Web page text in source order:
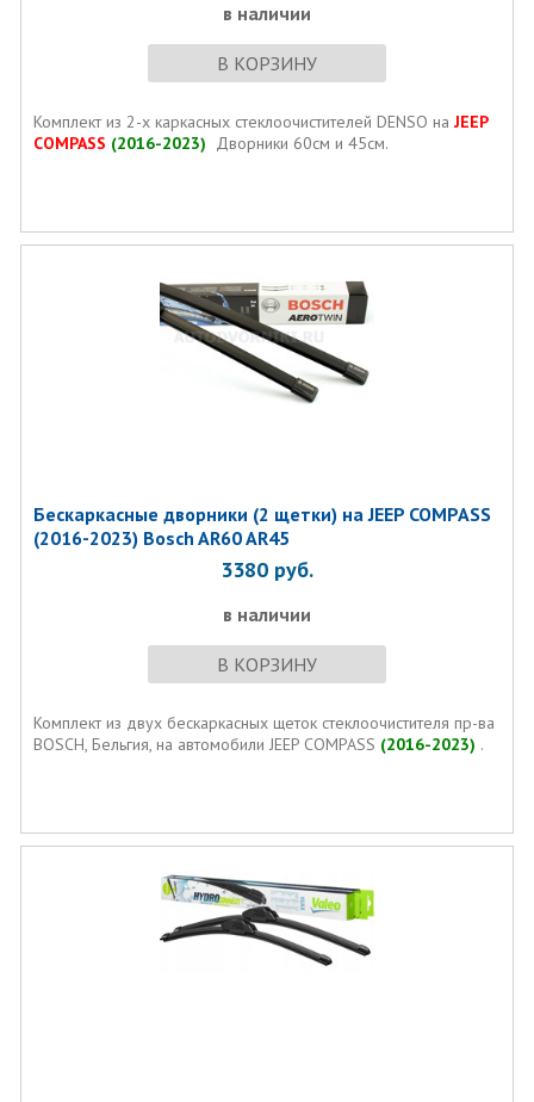
в наличии
В КОРЗИНУ
Комплект из 2-х каркасных стеклоочистителей DENSO на JEEP
COMPASS (2016-2023) Дворники 60см и 45см.
Бескаркаcные дворники (2 щетки) на JEEP COMPASS
(2016-2023) Bosch AR60 AR45
3380 руб.
в наличии
В КОРЗИНУ
Комплект из двух бескаркаcных щеток стеклоочистителя пр-ва
BOSCH, Бельгия, на автомобили JEEP COMPASS (2016-2023) .